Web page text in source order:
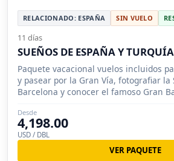
RELACIONADO: ESPAÑA SIN VUELO
11 días
SUEÑOS DE ESPAÑA Y TURQUÍA
Paquete vacacional vuelos incluidos
y pasear por la Gran Vía, fotografiar la
Barcelona y conocer el famoso Gran
Desde
4,198.00
USD / DBL
VER PAQUETE